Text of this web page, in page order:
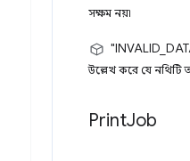
সক্ষম নয়৷
উল্লেখ করে যে নথিটি
PrintJob